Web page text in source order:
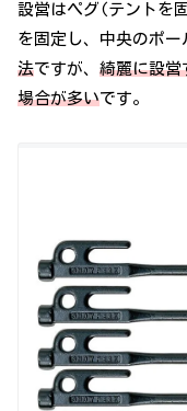
設営はペグ(テントを
を固定し、中央のポ
法ですが、 綺麗に設営
場合が多いです。